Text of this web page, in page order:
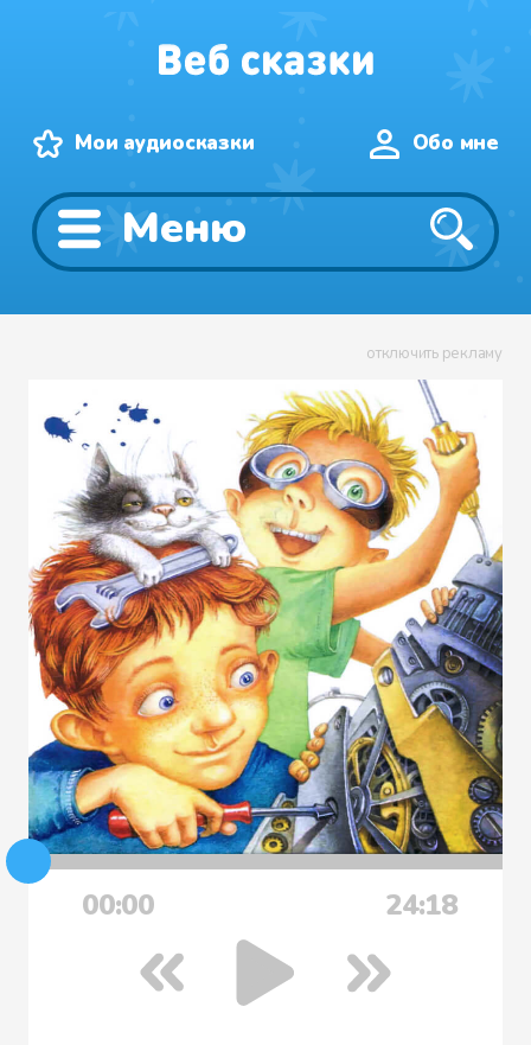
Мои аудиосказки Обо мне
Меню
отключить рекламу
00:00 24:18